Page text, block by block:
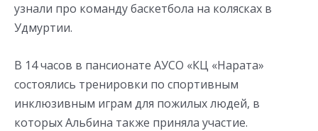
узнали про команду баскетбола на колясках в
Удмуртии.
В 14 часов в пансионате АУСО «КЦ «Нарата»
состоялись тренировки по спортивным
инклюзивным играм для пожилых людей, в
которых Альбина также приняла участие.